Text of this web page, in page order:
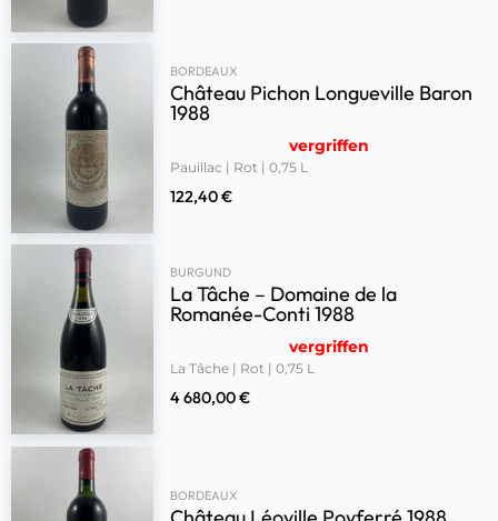
BORDEAUX
Château Pichon Longueville Baron
1988
vergriffen
Pauillac | Rot | 0,75 L
122,40€
BURGUND
La Tâche – Domaine de la
Romanée-Conti 1988
vergriffen
La Tâche | Rot | 0,75 L
4 680,00€
BORDEAUX